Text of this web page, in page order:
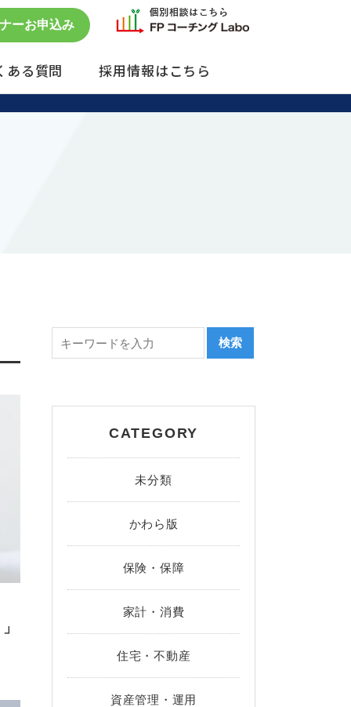
ーお申込み
ある質問 採用情報はこちら
CATEGORY
未分類
かわら版
保険・保障
家計・消費
住宅・不動産
資産管理・運用